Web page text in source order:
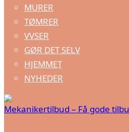
MURER
TØMRER
VVSER
GØR DET SELV
HJEMMET
NYHEDER
Mekanikertilbud – Få gode